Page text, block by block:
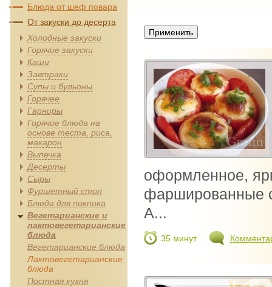
оформленное,
фаршированные
А...
35 минут
Блюда от шеф повара
От закуски до десерта
Холодные закуски
Горячие закуски
Каши
Завтраки
Супы и бульоны
Горячее
Гарниры
Горячие блюда на
основе теста, риса,
макарон
Выпечка
Десерты
Сыры
Фуршетный стол
Блюда для пикника
Вегетарианские и
лактовегетарианские
блюда
Вегетарианские блюда
Лактовегетарианские
блюда
Постная кухня